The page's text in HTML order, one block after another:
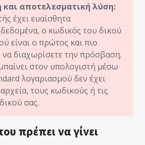
αποτελεσματική λύση:
έχει ευαίσθητα
ο κωδικός του δικού
είναι ο πρώτος και πιο
διαχωρίσετε την πρόσβαση.
στον υπολογιστή μέσω
λογαριασμού δεν έχει
τους κωδικούς ή τις
σας.
πρέπει να γίνει